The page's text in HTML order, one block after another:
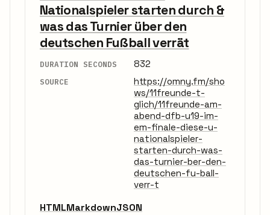
Nationalspieler starten durch &
was das Turnier über den
deutschen Fußball verrät
DURATION SECONDS 832
SOURCE
https://omny.fm/sho
ws/11freunde-t-
glich/11freunde-am-
abend-dfb-u19-im-
em-finale-diese-u-
nationalspieler-
starten-durch-was-
das-turnier-ber-den-
deutschen-fu-ball-
verr-t
HTMLMarkdownJSON